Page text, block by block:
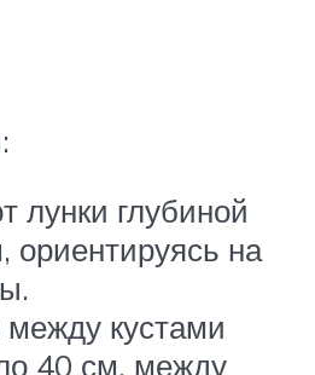
лунки глубиной
ориентируясь на
между кустами
40 см, между